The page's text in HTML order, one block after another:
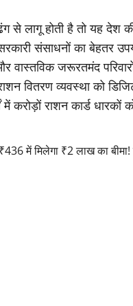
से लागू होती है तो यह देश
संसाधनों का बेहतर
वास्तविक जरूरतमंद
वितरण व्यवस्था को
करोड़ों राशन कार्ड धारकों
में मिलेगा ₹2 लाख का बीमा!